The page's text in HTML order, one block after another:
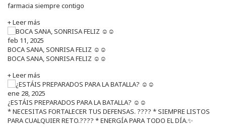
farmacia siempre contigo
+ Leer más
feb 11, 2025
BOCA SANA, SONRISA FELIZ ☺️☺️
BOCA SANA, SONRISA FELIZ ☺️☺️
+ Leer más
ene 28, 2025
¿ESTÁIS PREPARADOS PARA LA BATALLA? ☺️☺️
* NECESITAS FORTALECER TUS DEFENSAS. ????️ * SIEMPRE LISTOS
PARA CUALQUIER RETO.???? * ENERGÍA PARA TODO EL DÍA.✨